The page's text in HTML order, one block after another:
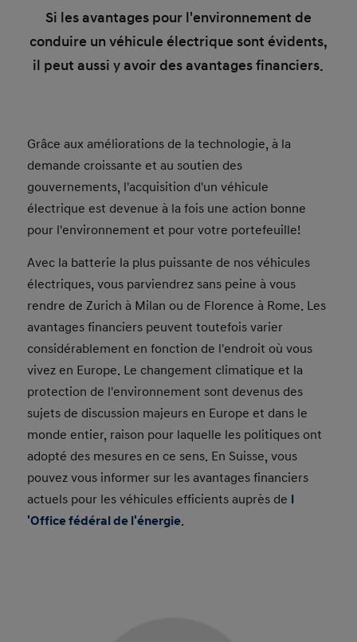
Si les avantages pour l'environnement de
conduire un véhicule électrique sont évidents,
il peut aussi y avoir des avantages financiers.
Grâce aux améliorations de la technologie, à la
demande croissante et au soutien des
gouvernements, l'acquisition d'un véhicule
électrique est devenue à la fois une action bonne
pour l'environnement et pour votre portefeuille!
Avec la batterie la plus puissante de nos véhicules
électriques, vous parviendrez sans peine à vous
rendre de Zurich à Milan ou de Florence à Rome. Les
avantages financiers peuvent toutefois varier
considérablement en fonction de l'endroit où vous
vivez en Europe. Le changement climatique et la
protection de l'environnement sont devenus des
sujets de discussion majeurs en Europe et dans le
monde entier, raison pour laquelle les politiques ont
adopté des mesures en ce sens. En Suisse, vous
pouvez vous informer sur les avantages financiers
actuels pour les véhicules efficients auprès de l
'Office fédéral de l'énergie.